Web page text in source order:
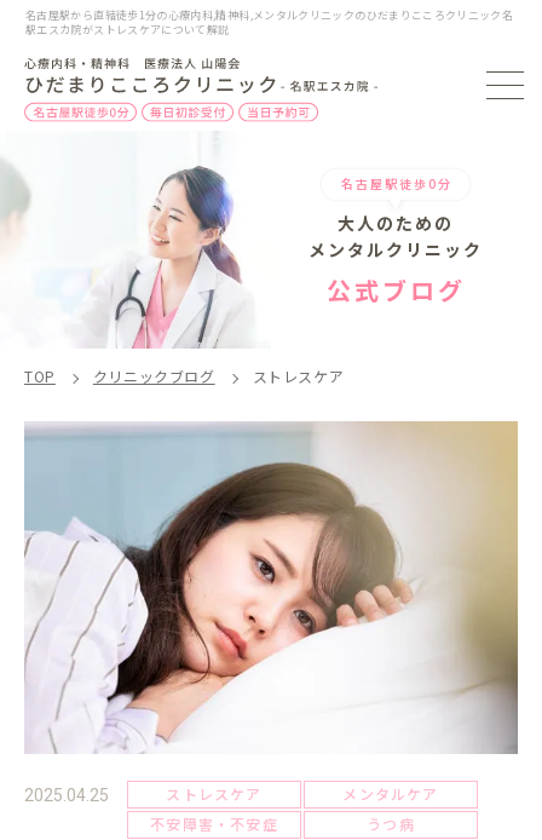
名古屋駅から直結徒歩1分の心療内科,精神科,メンタルクリニックのひだまりこころクリニック名
駅エスカ院がストレスケアについて解説
名古屋駅徒歩0分
大人のための
メンタルクリニック
公式ブログ
TOP クリニックブログ ストレスケア
2025.04.25 ストレスケア
メンタルケア
不安障害・不安症
うつ病